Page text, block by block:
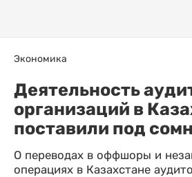
Экономика
Деятельность
организаций в
поставили под
О переводах в оффшоры и
операциях в Казахстане